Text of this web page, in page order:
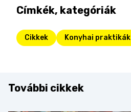
Címkék, kategóriák
Cikkek Konyhai praktikák
További cikkek